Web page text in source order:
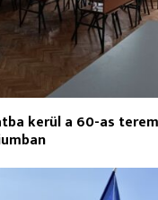
kerül a 60-as